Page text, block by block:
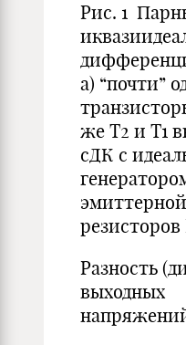
Рис. 1
а) “почти”
же Т2 и Т1
сДК с
резисторов
Разность
выходных